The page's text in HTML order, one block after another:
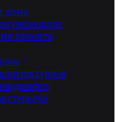
дома
проекта